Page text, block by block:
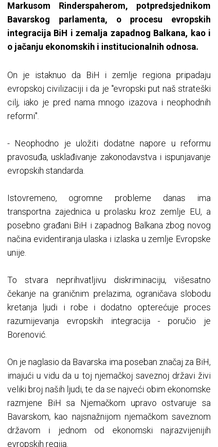
Markusom Rinderspaherom, potpredsjednikom
Bavarskog parlamenta, o procesu evropskih
integracija BiH i zemalja zapadnog Balkana, kao i
o jačanju ekonomskih i institucionalnih odnosa.
On je istaknuo da BiH i zemlje regiona pripadaju
evropskoj civilizaciji i da je "evropski put naš strateški
cilj, iako je pred nama mnogo izazova i neophodnih
reformi".
- Neophodno je uložiti dodatne napore u reformu
pravosuđa, usklađivanje zakonodavstva i ispunjavanje
evropskih standarda.
Istovremeno, ogromne probleme danas ima
transportna zajednica u prolasku kroz zemlje EU, a
posebno građani BiH i zapadnog Balkana zbog novog
načina evidentiranja ulaska i izlaska u zemlje Evropske
unije.
To stvara neprihvatljivu diskriminaciju, višesatno
čekanje na graničnim prelazima, ograničava slobodu
kretanja ljudi i robe i dodatno opterećuje proces
razumijevanja evropskih integracija - poručio je
Borenović.
On je naglasio da Bavarska ima poseban značaj za BiH,
imajući u vidu da u toj njemačkoj saveznoj državi živi
veliki broj naših ljudi, te da se najveći obim ekonomske
razmjene BiH sa Njemačkom upravo ostvaruje sa
Bavarskom, kao najsnažnijom njemačkom saveznom
državom i jednom od ekonomski najrazvijenijih
evropskih regija.